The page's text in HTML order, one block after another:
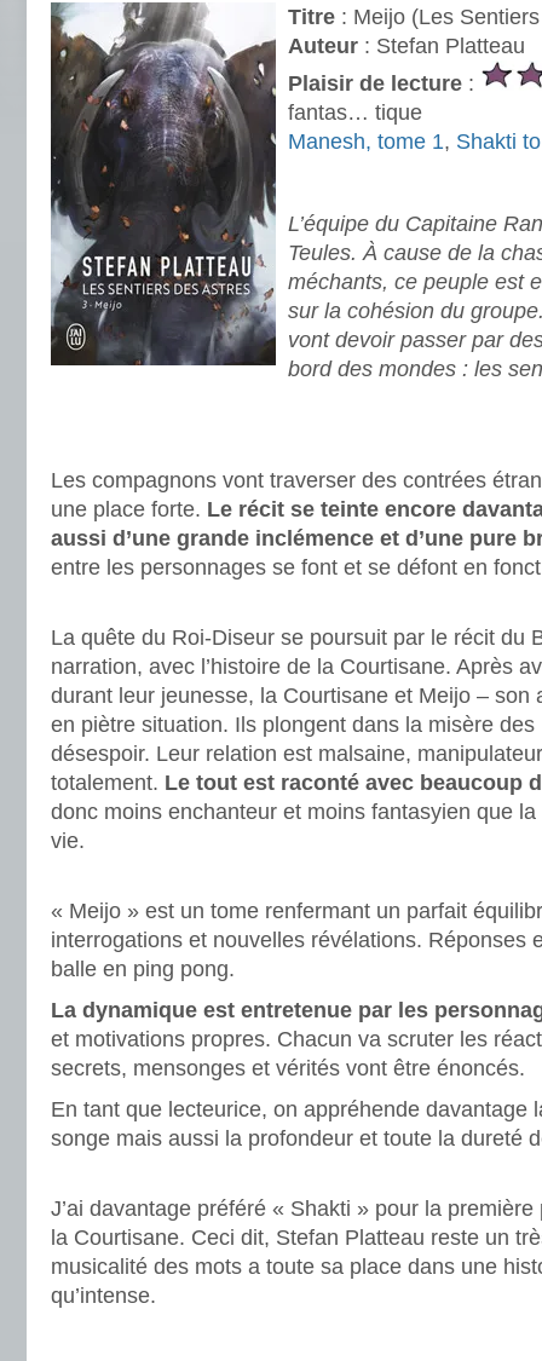
Titre : Meijo (Les
Auteur : Stefan Platteau
Plaisir de lecture :
fantas… tique
Manesh, tome 1, Shakti
L’équipe du Capitaine
Teules. À cause de la
méchants, ce peuple est
sur la cohésion du
vont devoir passer par
bord des mondes : les
Les compagnons vont traverser des contrées
une place forte. Le récit se teinte encore
aussi d’une grande inclémence et d’une pure
entre les personnages se font et se défont en
La quête du Roi-Diseur se poursuit par le récit du
narration, avec l’histoire de la Courtisane. Après
durant leur jeunesse, la Courtisane et Meijo – son
en piètre situation. Ils plongent dans la misère
désespoir. Leur relation est malsaine,
totalement. Le tout est raconté avec beaucoup
donc moins enchanteur et moins fantasyien que
vie.
« Meijo » est un tome renfermant un parfait
interrogations et nouvelles révélations. Réponses
balle en ping pong.
La dynamique est entretenue par les
et motivations propres. Chacun va scruter les
secrets, mensonges et vérités vont être énoncés.
En tant que lecteurice, on appréhende davantage
songe mais aussi la profondeur et toute la dureté
J’ai davantage préféré « Shakti » pour la
la Courtisane. Ceci dit, Stefan Platteau reste un
musicalité des mots a toute sa place dans une
qu’intense.